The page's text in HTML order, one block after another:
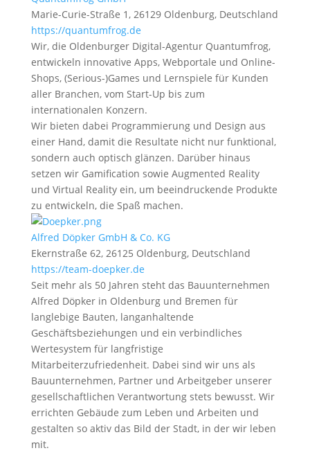
Marie-Curie-Straße 1, 26129 Oldenburg, Deutschland
https://quantumfrog.de
Wir, die Oldenburger Digital-Agentur Quantumfrog,
entwickeln innovative Apps, Webportale und Online-
Shops, (Serious-)Games und Lernspiele für Kunden
aller Branchen, vom Start-Up bis zum
internationalen Konzern.
Wir bieten dabei Programmierung und Design aus
einer Hand, damit die Resultate nicht nur funktional,
sondern auch optisch glänzen. Darüber hinaus
setzen wir Gamification sowie Augmented Reality
und Virtual Reality ein, um beeindruckende Produkte
zu entwickeln, die Spaß machen.
Alfred Döpker GmbH & Co. KG
Ekernstraße 62, 26125 Oldenburg, Deutschland
https://team-doepker.de
Seit mehr als 50 Jahren steht das Bauunternehmen
Alfred Döpker in Oldenburg und Bremen für
langlebige Bauten, langanhaltende
Geschäftsbeziehungen und ein verbindliches
Wertesystem für langfristige
Mitarbeiterzufriedenheit. Dabei sind wir uns als
Bauunternehmen, Partner und Arbeitgeber unserer
gesellschaftlichen Verantwortung stets bewusst. Wir
errichten Gebäude zum Leben und Arbeiten und
gestalten so aktiv das Bild der Stadt, in der wir leben
mit.